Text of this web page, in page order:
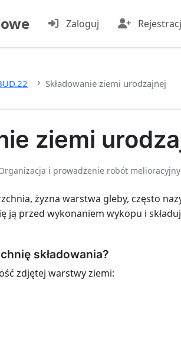
Zaloguj
Składowanie ziemi urodzajnej
ziemi
i prowadzenie robót
żyzna warstwa gleby, często
ją przed wykonaniem wykopu i
składowania?
zdjętej warstwy ziemi: